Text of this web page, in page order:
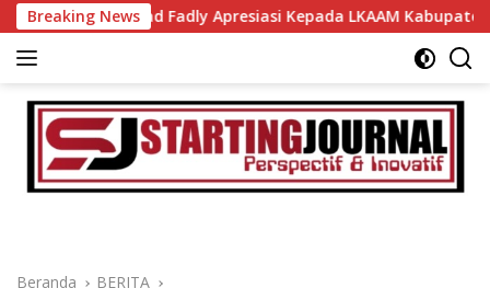
Langsung
ke
konten
Breaking News
Fadly Apresiasi Kepada LKAAM Kabupaten Tanah Datr
Beranda BERITA